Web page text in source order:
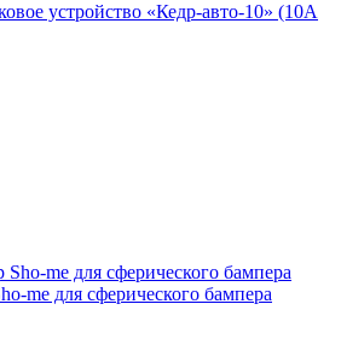
устройство «Кедр-авто-10» (10A
me для сферического бампера